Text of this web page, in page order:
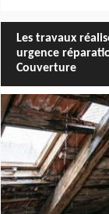
Les travaux
urgence
Couverture